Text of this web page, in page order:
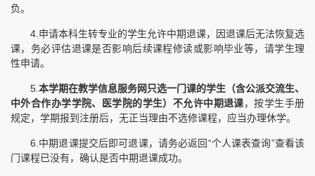
负。
4.申请本科生转专业的学生允许中期退课，因退课后无法恢复选
课，务必评估退课是否影响后续课程修读或影响毕业等，请学生理
性申请。
5. 本学期在教学信息服务网只选一门课的学生（含公派交流生、
中外合作办学学院、医学院的学生）不允许中期退课，按学生手册
规定，学期报到注册后，无正当理由不选修课程，应当办理休学。
6.中期退课提交后即可退课，请务必返回“个人课表查询”查看该
门课程已没有，确认是否中期退课成功。